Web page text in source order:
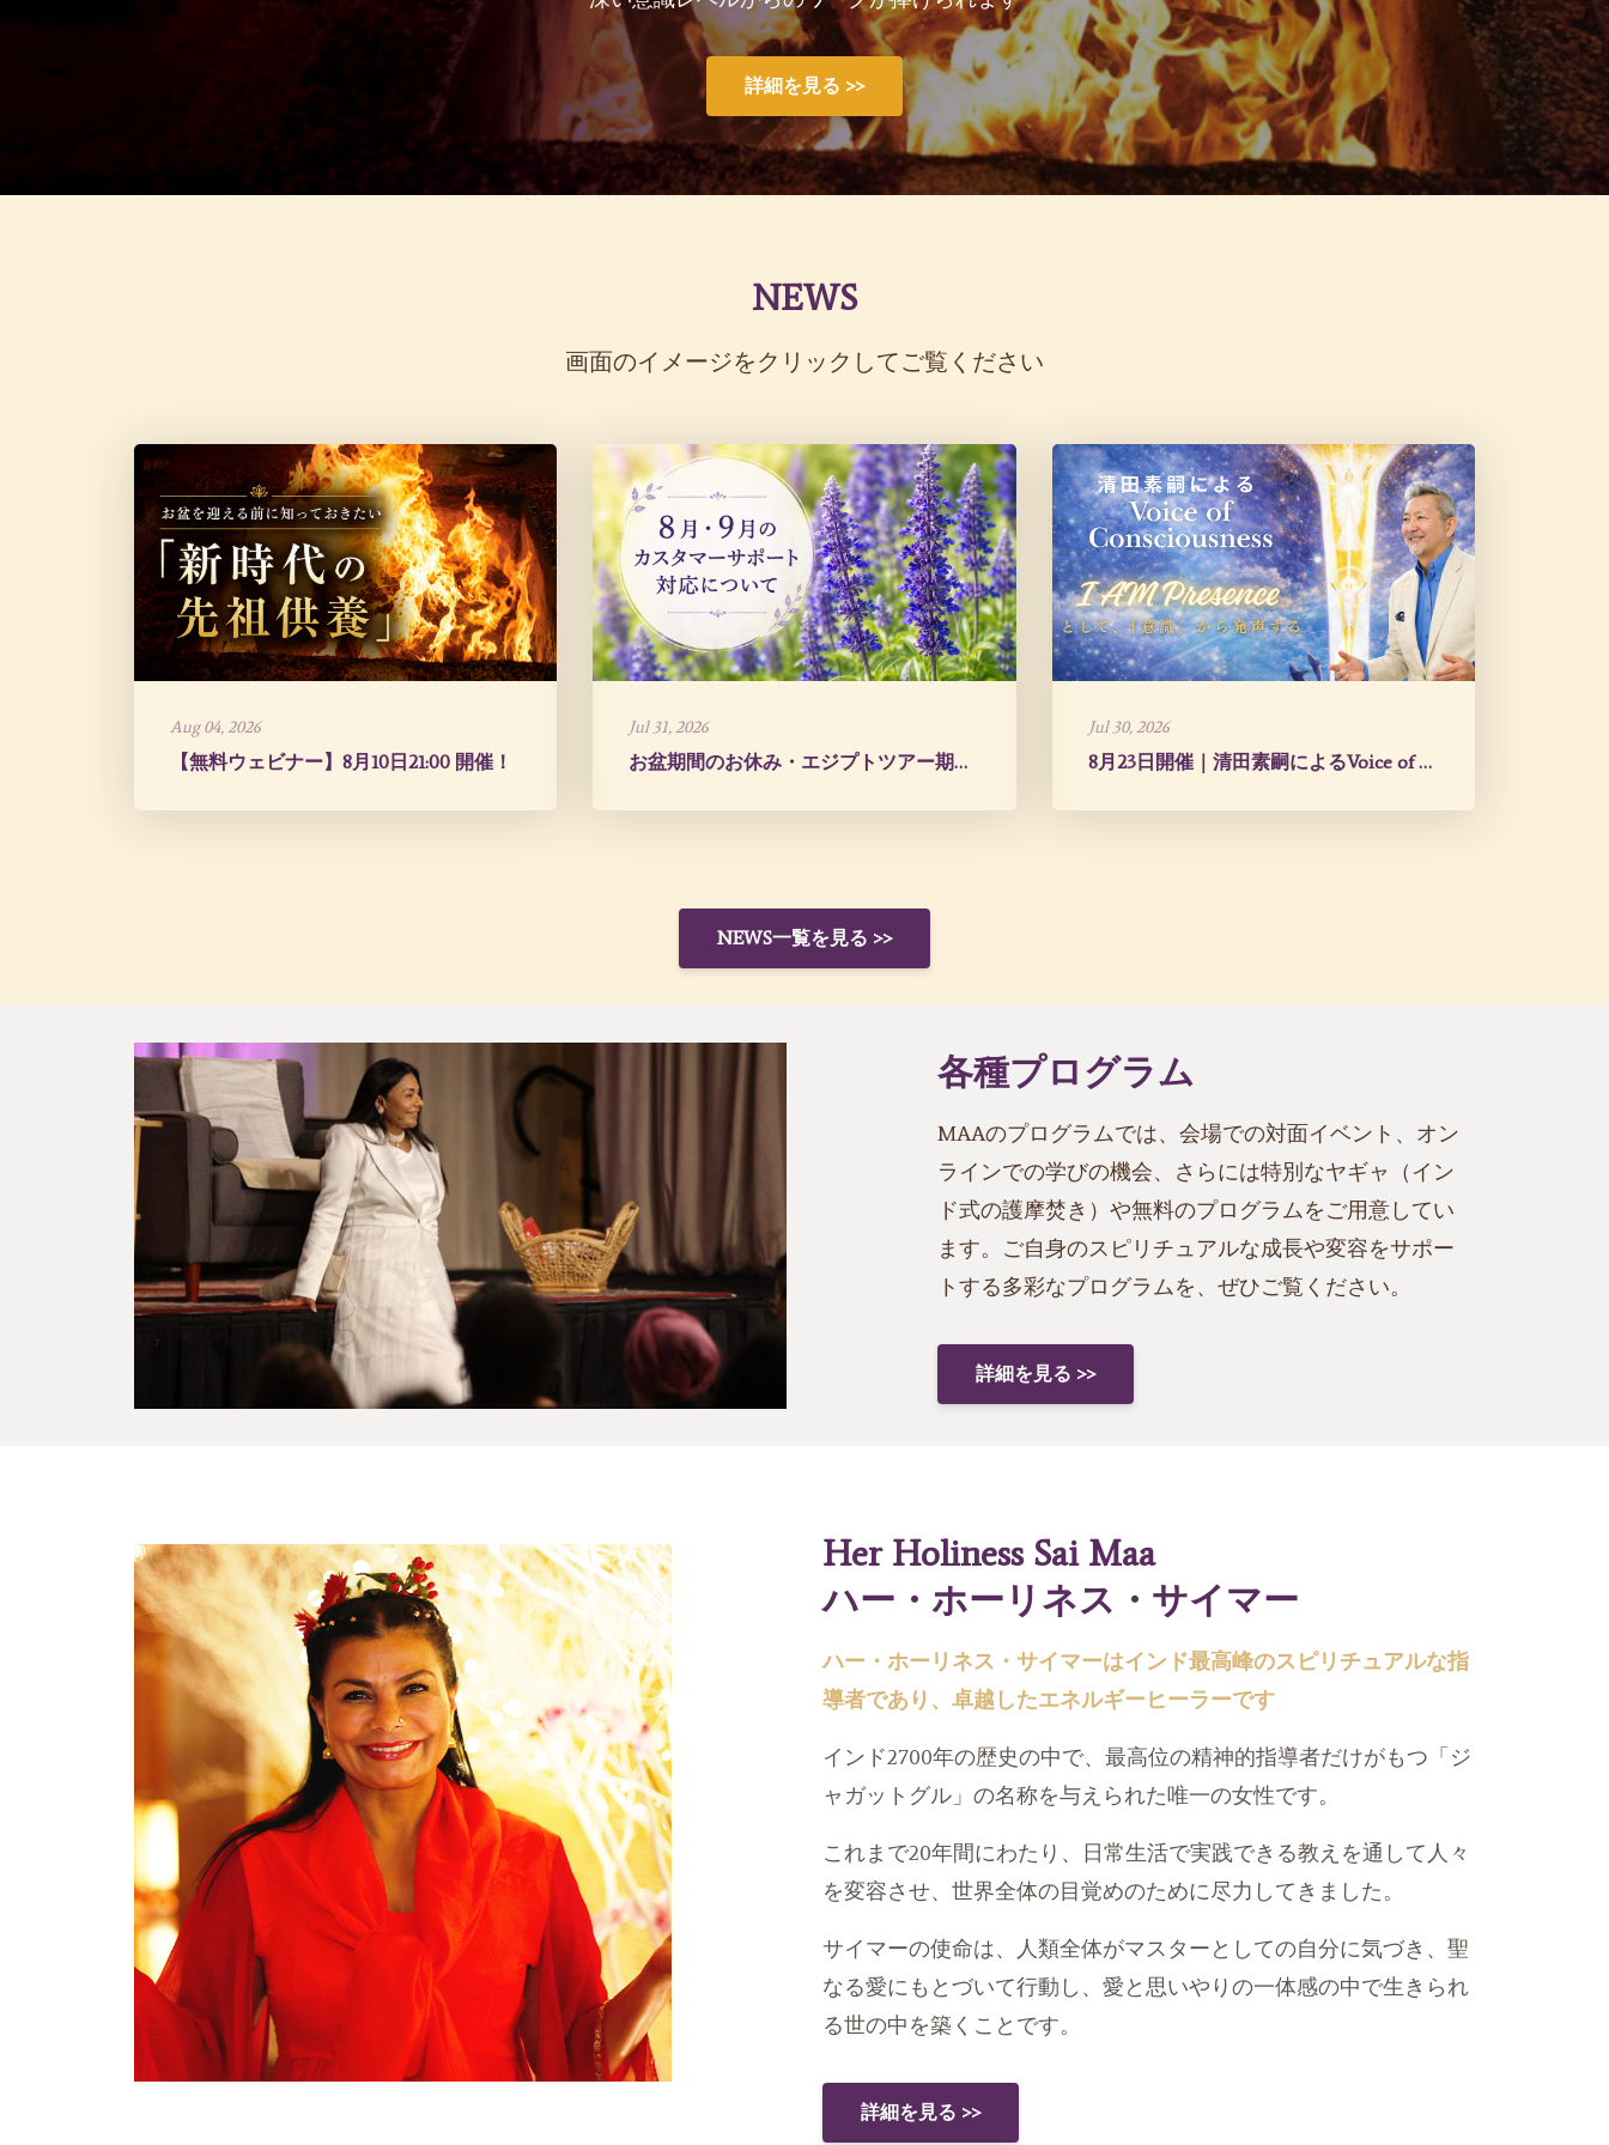
詳細を見る >>
NEWS
画面のイメージをクリックしてご覧ください
Aug 04, 2026
【無料ウェビナー】8月10日21:00 開催！
Jul 31, 2026
お盆期間のお休み・エジプトツアー期間中のご案内
Jul 30, 2026
8月23日開催｜清田素嗣によるVoice of Consciousness
NEWS一覧を見る >>
各種プログラム
MAAのプログラムでは、会場での対面イベント、オン
ラインでの学びの機会、さらには特別なヤギャ（イン
ド式の護摩焚き）や無料のプログラムをご用意してい
ます。ご自身のスピリチュアルな成長や変容をサポー
トする多彩なプログラムを、ぜひご覧ください。
詳細を見る >>
Her Holiness Sai Maa
ハー・ホーリネス・サイマー
ハー・ホーリネス・サイマーはインド最高峰のスピリチュアルな指
導者であり、卓越したエネルギーヒーラーです
インド2700年の歴史の中で、最高位の精神的指導者だけがもつ「ジ
ャガットグル」の名称を与えられた唯一の女性です。
これまで20年間にわたり、日常生活で実践できる教えを通して人々
を変容させ、世界全体の目覚めのために尽力してきました。
サイマーの使命は、人類全体がマスターとしての自分に気づき、聖
なる愛にもとづいて行動し、愛と思いやりの一体感の中で生きられ
る世の中を築くことです。
詳細を見る >>